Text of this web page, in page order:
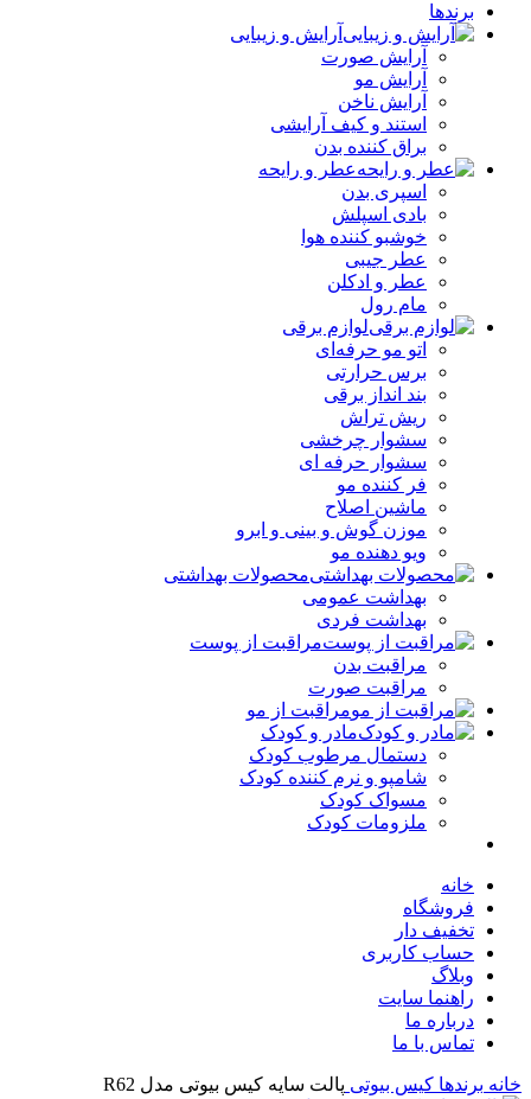
برندها
آرایش و زیبایی
آرایش صورت
آرایش مو
آرایش ناخن
استند و کیف آرایشی
براق کننده بدن
عطر و رایحه
اسپری بدن
بادی اسپلش
خوشبو کننده هوا
عطر جیبی
عطر و ادکلن
مام رول
لوازم برقی
اتو مو حرفه‌ای
برس حرارتی
بند انداز برقی
ریش تراش
سشوار چرخشی
سشوار حرفه ای
فر کننده‌ مو
ماشین اصلاح
موزن گوش و بینی و ابرو
ویو دهنده مو
محصولات بهداشتی
بهداشت عمومی
بهداشت فردی
مراقبت از پوست
مراقبت بدن
مراقبت صورت
مراقبت از مو
مادر و کودک
دستمال مرطوب کودک
شامپو و نرم کننده کودک
مسواک کودک
ملزومات کودک
خانه
فروشگاه
تخفیف دار
حساب کاربری
وبلاگ
راهنما سایت
درباره ما
تماس با ما
برندهاکیس بیوتیپالت سایه کیس بیوتی مدل R62